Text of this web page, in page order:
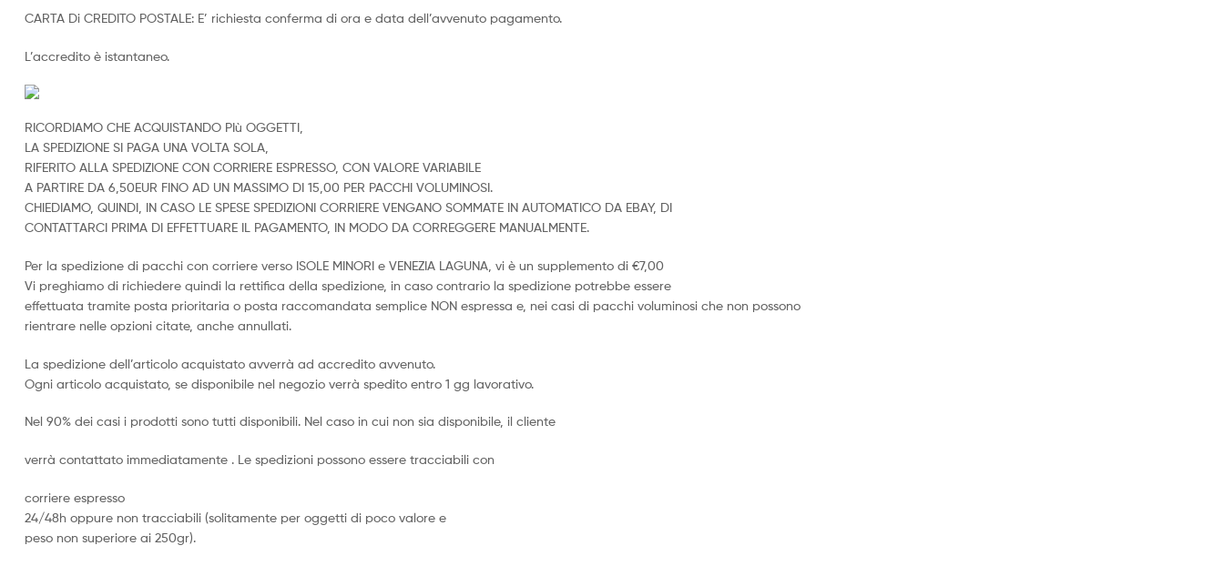
CARTA Di CREDITO POSTALE: E’ richiesta conferma di ora e data dell’avvenuto pagamento.
L’accredito è istantaneo.
RICORDIAMO CHE ACQUISTANDO PIù OGGETTI,
LA SPEDIZIONE SI PAGA UNA VOLTA SOLA,
RIFERITO ALLA SPEDIZIONE CON CORRIERE ESPRESSO, CON VALORE VARIABILE
A PARTIRE DA 6,50EUR FINO AD UN MASSIMO DI 15,00 PER PACCHI VOLUMINOSI.
CHIEDIAMO, QUINDI, IN CASO LE SPESE SPEDIZIONI CORRIERE VENGANO SOMMATE IN AUTOMATICO DA EBAY, DI
CONTATTARCI PRIMA DI EFFETTUARE IL PAGAMENTO, IN MODO DA CORREGGERE MANUALMENTE.
Per la spedizione di pacchi con corriere verso ISOLE MINORI e VENEZIA LAGUNA, vi è un supplemento di €7,00
Vi preghiamo di richiedere quindi la rettifica della spedizione, in caso contrario la spedizione potrebbe essere
effettuata tramite posta prioritaria o posta raccomandata semplice NON espressa e, nei casi di pacchi voluminosi che non possono
rientrare nelle opzioni citate, anche annullati.
La spedizione dell’articolo acquistato avverrà ad accredito avvenuto.
Ogni articolo acquistato, se disponibile nel negozio verrà spedito entro 1 gg lavorativo.
Nel 90% dei casi i prodotti sono tutti disponibili. Nel caso in cui non sia disponibile, il cliente
verrà contattato immediatamente . Le spedizioni possono essere tracciabili con
corriere espresso
24/48h oppure non tracciabili (solitamente per oggetti di poco valore e
peso non superiore ai 250gr).